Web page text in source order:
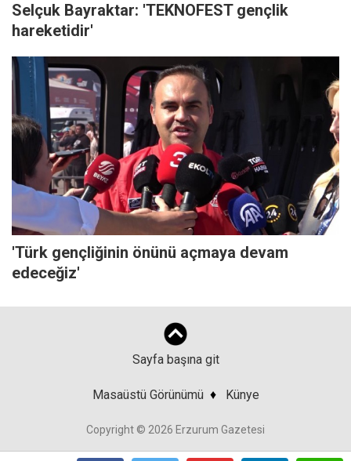
Selçuk Bayraktar: 'TEKNOFEST gençlik
hareketidir'
'Türk gençliğinin önünü açmaya devam
edeceğiz'
Sayfa başına git
Masaüstü Görünümü ♦ Künye
Copyright © 2026 Erzurum Gazetesi